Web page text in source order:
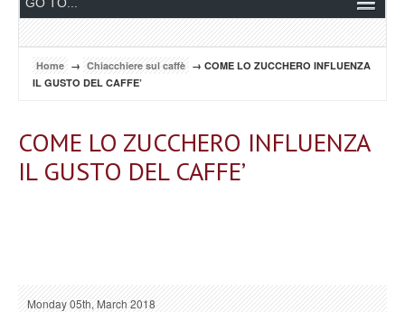
Home → Chiacchiere sul caffè → COME LO ZUCCHERO INFLUENZA
IL GUSTO DEL CAFFE’
COME LO ZUCCHERO INFLUENZA
IL GUSTO DEL CAFFE’
Monday 05th, March 2018